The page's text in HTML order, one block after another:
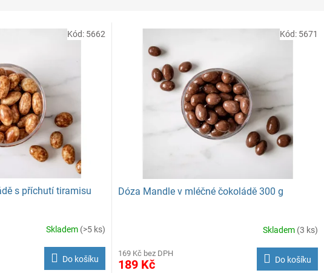
s příchutí tiramisu
Skladem (>5 ks)
Do košíku
Kód: 5662
Dóza Mandle v mléčné čokoládě 300 g
Skladem (3 ks)
169 Kč bez DPH
189 Kč Do košíku
Kód: 5671